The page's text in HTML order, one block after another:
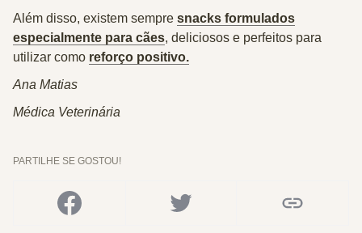
Além disso, existem sempre snacks formulados
especialmente para cães, deliciosos e perfeitos para
utilizar como reforço positivo.
Ana Matias
Médica Veterinária
PARTILHE SE GOSTOU!